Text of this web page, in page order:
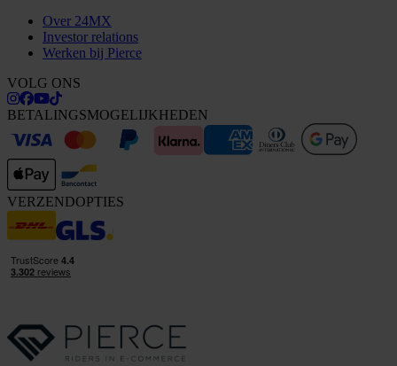
Over 24MX
Investor relations
Werken bij Pierce
VOLG ONS
BETALINGSMOGELIJKHEDEN
VERZENDOPTIES